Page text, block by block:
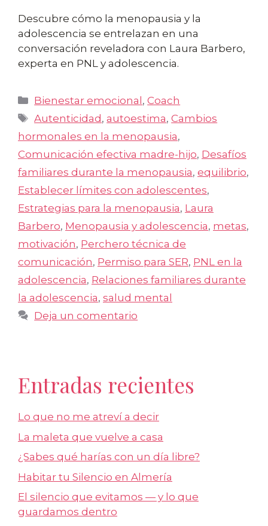
Descubre cómo la menopausia y la
adolescencia se entrelazan en una
conversación reveladora con Laura Barbero,
experta en PNL y adolescencia.
Categorías
Bienestar emocional ,Coach
Etiquetas
Autenticidad ,autoestima,Cambios
hormonales en la menopausia,
Comunicación efectiva madre-hijo, Desafíos
familiares durante la menopausia, equilibrio,
Establecer límites con adolescentes,
Estrategias para la menopausia, Laura
Barbero, Menopausia y adolescencia, metas,
motivación, Perchero técnica de
comunicación, Permiso para SER, PNL en la
adolescencia, Relaciones familiares durante
la adolescencia, salud mental
Deja un comentario
Entradas recientes
Lo que no me atreví a decir
La maleta que vuelve a casa
¿Sabes qué harías con un día libre?
Habitar tu Silencio en Almería
El silencio que evitamos — y lo que
guardamos dentro